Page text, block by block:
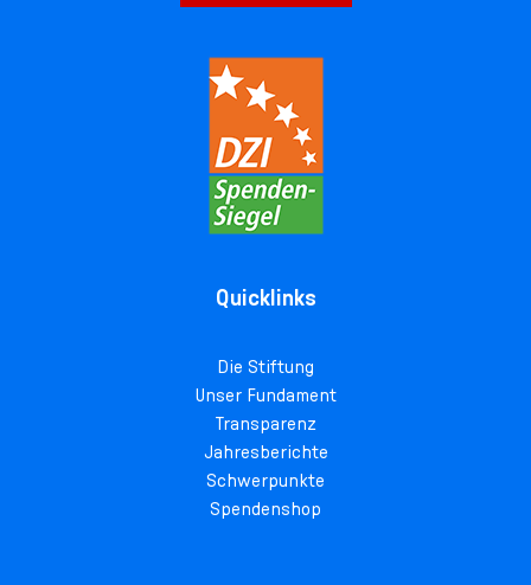
Quicklinks
Die Stiftung
Unser Fundament
Transparenz
Jahresberichte
Schwerpunkte
Spendenshop